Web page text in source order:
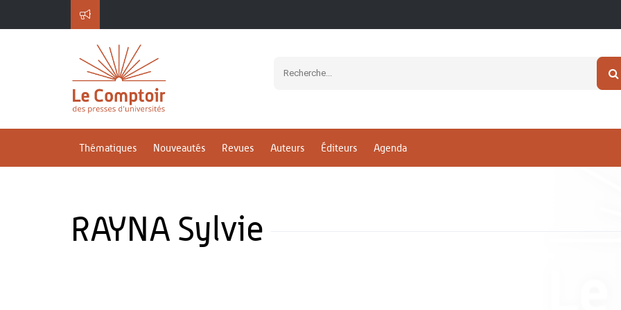
Thématiques Nouveautés Revues Auteurs Éditeurs Agenda
RAYNA Sylvie